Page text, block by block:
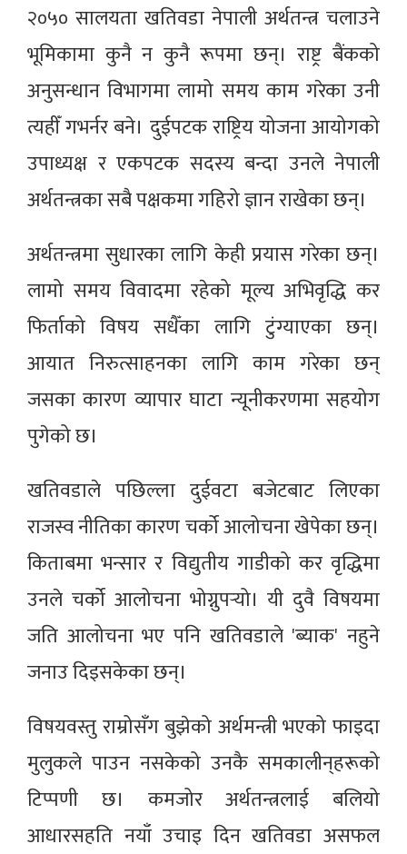
२०५० सालयता खतिवडा नेपाली अर्थतन्त्र चलाउने
भूमिकामा कुनै न कुनै रूपमा छन्। राष्ट्र बैंकको
अनुसन्धान विभागमा लामो समय काम गरेका उनी
त्यहीँ गभर्नर बने। दुईपटक राष्ट्रिय योजना आयोगको
उपाध्यक्ष र एकपटक सदस्य बन्दा उनले नेपाली
अर्थतन्त्रका सबै पक्षकमा गहिरो ज्ञान राखेका छन्।
अर्थतन्त्रमा सुधारका लागि केही प्रयास गरेका छन्।
लामो समय विवादमा रहेको मूल्य अभिवृद्धि कर
फिर्ताको विषय सधैँका लागि टुंग्याएका छन्।
आयात निरुत्साहनका लागि काम गरेका छन्
जसका कारण व्यापार घाटा न्यूनीकरणमा सहयोग
पुगेको छ।
खतिवडाले पछिल्ला दुईवटा बजेटबाट लिएका
राजस्व नीतिका कारण चर्को आलोचना खेपेका छन्।
किताबमा भन्सार र विद्युतीय गाडीको कर वृद्धिमा
उनले चर्को आलोचना भोग्नुपर्‍यो। यी दुवै विषयमा
जति आलोचना भए पनि खतिवडाले 'ब्याक' नहुने
जनाउ दिइसकेका छन्।
विषयवस्तु राम्रोसँग बुझेको अर्थमन्त्री भएको फाइदा
मुलुकले पाउन नसकेको उनकै समकालीन्‌हरूको
टिप्पणी छ। कमजोर अर्थतन्त्रलाई बलियो
आधारसहति नयाँ उचाइ दिन खतिवडा असफल